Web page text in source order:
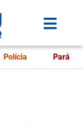
Polícia Pará